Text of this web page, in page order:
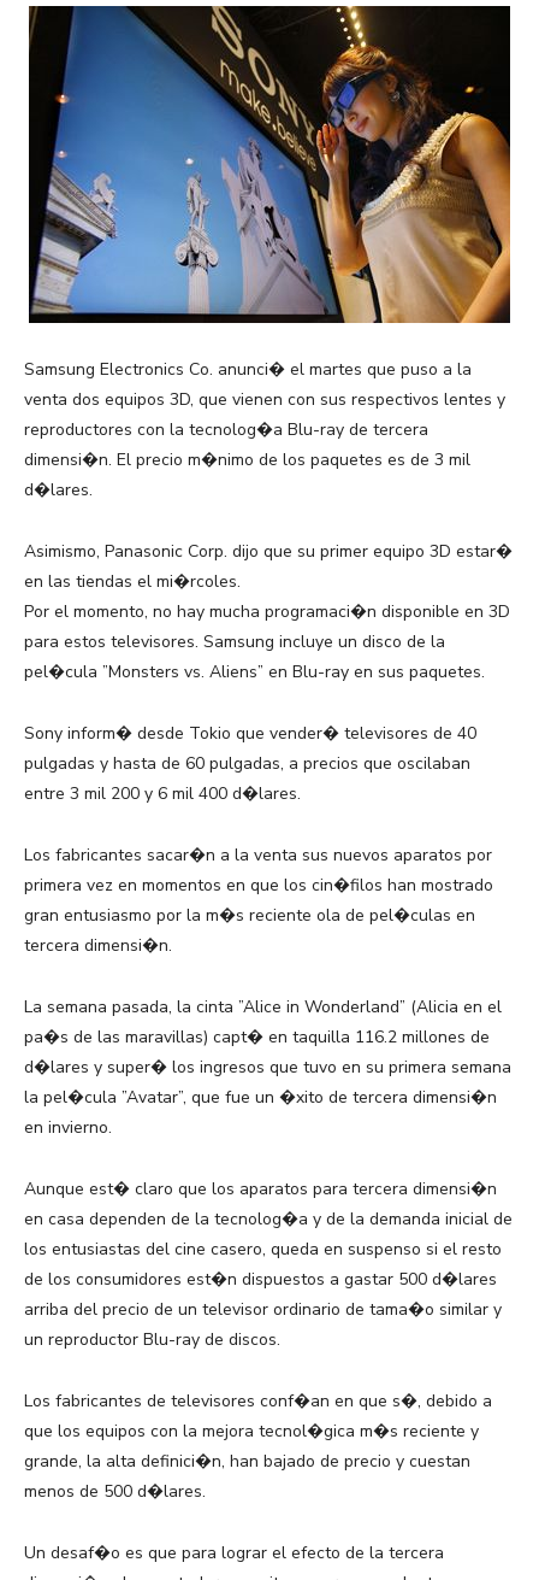
Samsung Electronics Co. anunci� el martes que puso a la
venta dos equipos 3D, que vienen con sus respectivos lentes y
reproductores con la tecnolog�a Blu-ray de tercera
dimensi�n. El precio m�nimo de los paquetes es de 3 mil
d�lares.
Asimismo, Panasonic Corp. dijo que su primer equipo 3D estar�
en las tiendas el mi�rcoles.
Por el momento, no hay mucha programaci�n disponible en 3D
para estos televisores. Samsung incluye un disco de la
pel�cula ”Monsters vs. Aliens” en Blu-ray en sus paquetes.
Sony inform� desde Tokio que vender� televisores de 40
pulgadas y hasta de 60 pulgadas, a precios que oscilaban
entre 3 mil 200 y 6 mil 400 d�lares.
Los fabricantes sacar�n a la venta sus nuevos aparatos por
primera vez en momentos en que los cin�filos han mostrado
gran entusiasmo por la m�s reciente ola de pel�culas en
tercera dimensi�n.
La semana pasada, la cinta ”Alice in Wonderland” (Alicia en el
pa�s de las maravillas) capt� en taquilla 116.2 millones de
d�lares y super� los ingresos que tuvo en su primera semana
la pel�cula ”Avatar”, que fue un �xito de tercera dimensi�n
en invierno.
Aunque est� claro que los aparatos para tercera dimensi�n
en casa dependen de la tecnolog�a y de la demanda inicial de
los entusiastas del cine casero, queda en suspenso si el resto
de los consumidores est�n dispuestos a gastar 500 d�lares
arriba del precio de un televisor ordinario de tama�o similar y
un reproductor Blu-ray de discos.
Los fabricantes de televisores conf�an en que s�, debido a
que los equipos con la mejora tecnol�gica m�s reciente y
grande, la alta definici�n, han bajado de precio y cuestan
menos de 500 d�lares.
Un desaf�o es que para lograr el efecto de la tercera